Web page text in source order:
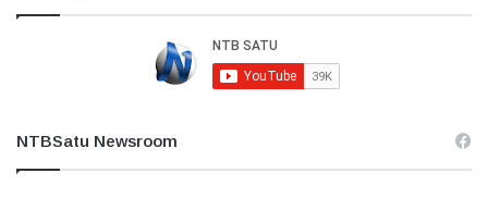
NTBSatu Newsroom